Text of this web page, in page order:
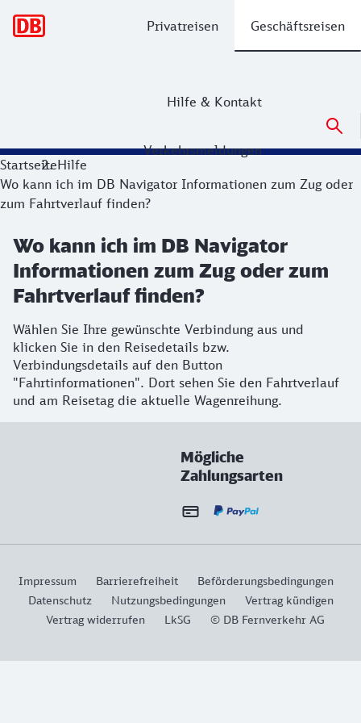
Privatreisen Geschäftsreisen
Hilfe & Kontakt
Verkehrsmeldungen
StartseiteHilfe
Wo kann ich im DB Navigator Informationen zum Zug oder
zum Fahrtverlauf finden?
Wo kann ich im DB Navigator
Informationen zum Zug oder zum
Fahrtverlauf finden?
Wählen Sie Ihre gewünschte Verbindung aus und
klicken Sie in den Reisedetails bzw.
Verbindungsdetails auf den Button
"Fahrtinformationen". Dort sehen Sie den Fahrtverlauf
und am Reisetag die aktuelle Wagenreihung.
Mögliche
Zahlungsarten
Impressum Barrierefreiheit
Beförderungsbedingungen
Datenschutz
Nutzungsbedingungen
Vertrag kündigen
Vertrag widerrufen
LkSG © DB Fernverkehr AG